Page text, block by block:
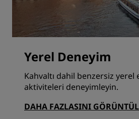
Yerel Deneyim
Kahvaltı dahil benzersiz
aktiviteleri deneyimleyin.
DAHA FAZLASINI